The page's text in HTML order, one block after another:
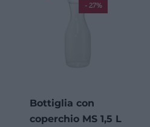
Bottiglia con
coperchio MS 1,5 L
- 27%